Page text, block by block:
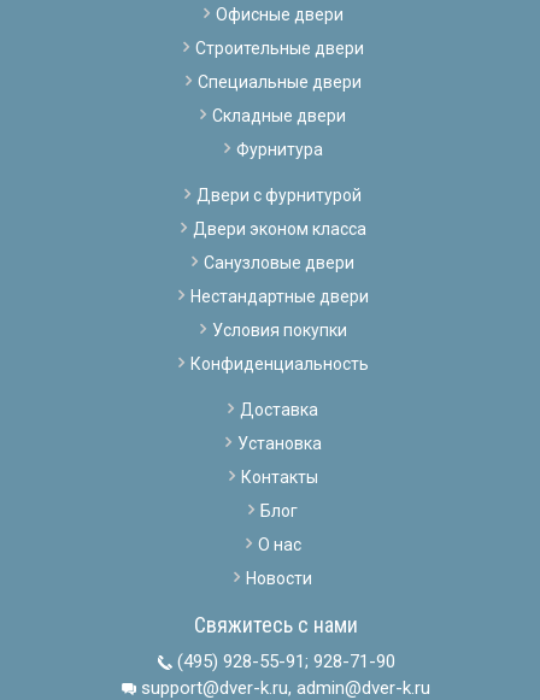
Офисные двери
Строительные двери
Специальные двери
Складные двери
Фурнитура
Двери с фурнитурой
Двери эконом класса
Санузловые двери
Нестандартные двери
Условия покупки
Конфиденциальность
Доставка
Установка
Контакты
Блог
О нас
Новости
Свяжитесь с нами
(495) 928-55-91; 928-71-90
support@dver-k.ru, admin@dver-k.ru